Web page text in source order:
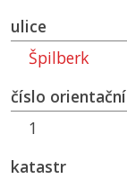
ulice
Špilberk
číslo orientační
1
katastr